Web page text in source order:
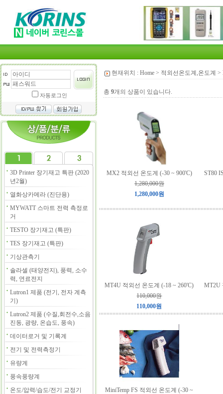
자동로그인
3D Printer 장기재고 특판 (2020
년2월)
열화상카메라 (진단용)
MYWATT 스마트 전력 측정로
거
TESTO 장기재고 (특판)
TES 장기재고 (특판)
기상관측기
솔라셀 (태양전지), 풍력, 소수
력, 연료전지
Lutron1 제품 (전기, 전자 계측
기)
Lutron2 제품 (수질,회전수,소음
진동, 광량, 온습도, 풍속)
데이터로거 및 기록계
전기 및 전력측정기
유량계
풍속풍량계
온도/압력/습도/전기 교정기
현재위치 : Home > 적외선온도계,온도계 >
총 9개의 상품이 있습니다.
MX2 적외선 온도계 (-30 ~ 900'C)
1,280,000원
1,280,000원
ST80
MT4U 적외선 온도계 (-18 ~ 260'C)
110,000원
110,000원
MT2U
MiniTemp FS 적외선 온도계 (-30 ~